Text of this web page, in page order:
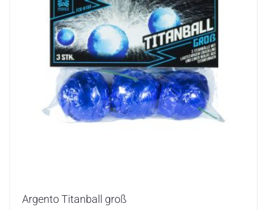
Argento Titanball groß